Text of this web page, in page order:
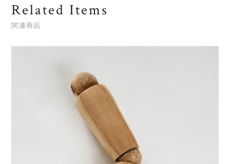
Related Items
関連商品